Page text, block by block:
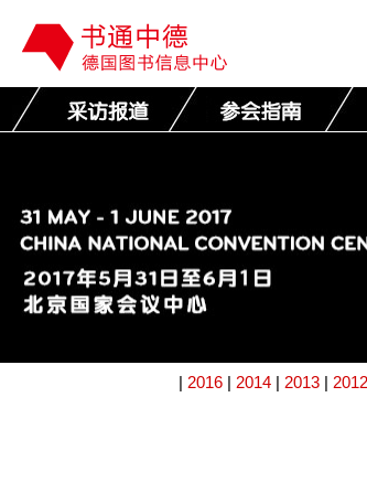
| 2016 | 2014 | 2013 | 2012